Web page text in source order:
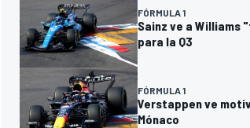
FÓRMULA 1
Sainz ve a Williams
para la Q3
FÓRMULA 1
Verstappen ve
Mónaco